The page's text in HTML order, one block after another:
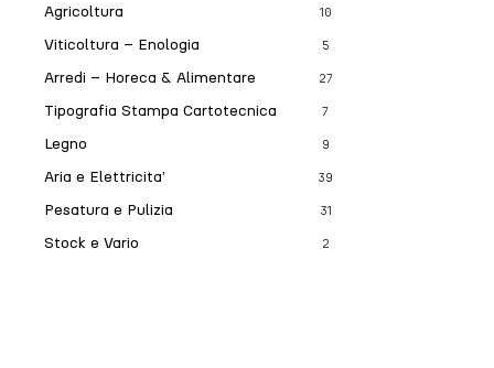
Agricoltura 10
Viticoltura – Enologia 5
Arredi – Horeca & Alimentare 27
Tipografia Stampa Cartotecnica 7
Legno 9
Aria e Elettricita’ 39
Pesatura e Pulizia 31
Stock e Vario 2